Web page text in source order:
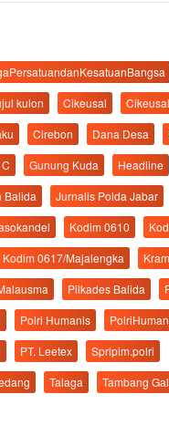
kulon Cikeusal
Cirebon Dana Desa
Gunung Kuda
Headline
Balida
Jurnalis Polda Jabar
Kodim 0610
Kodim 0617/Majalengka
Pilkades Balida
Polri Humanis
PT. Leetex
Spripim.polri
Talaga
Tambang